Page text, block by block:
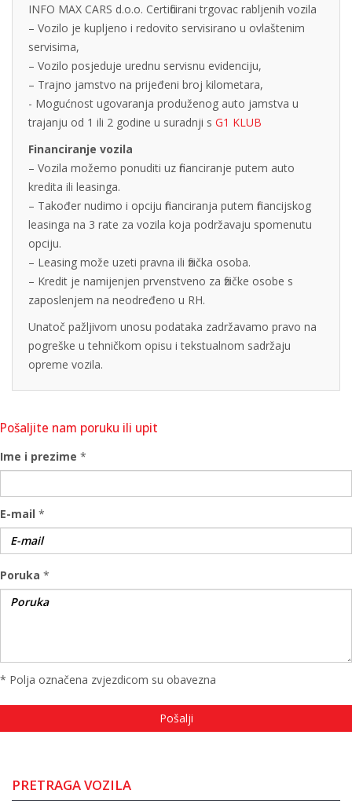
INFO MAX CARS d.o.o. Certificirani trgovac rabljenih vozila
– Vozilo je kupljeno i redovito servisirano u ovlaštenim
servisima,
– Vozilo posjeduje urednu servisnu evidenciju,
– Trajno jamstvo na prijeđeni broj kilometara,
- Mogućnost ugovaranja produženog auto jamstva u
trajanju od 1 ili 2 godine u suradnji s G1 KLUB
Financiranje vozila
– Vozila možemo ponuditi uz financiranje putem auto
kredita ili leasinga.
– Također nudimo i opciju financiranja putem financijskog
leasinga na 3 rate za vozila koja podržavaju spomenutu
opciju.
– Leasing može uzeti pravna ili fizička osoba.
– Kredit je namijenjen prvenstveno za fizičke osobe s
zaposlenjem na neodređeno u RH.
Unatoč pažljivom unosu podataka zadržavamo pravo na
pogreške u tehničkom opisu i tekstualnom sadržaju
opreme vozila.
Pošaljite nam poruku ili upit
Ime i prezime *
E-mail *
Poruka *
* Polja označena zvjezdicom su obavezna
PRETRAGA VOZILA